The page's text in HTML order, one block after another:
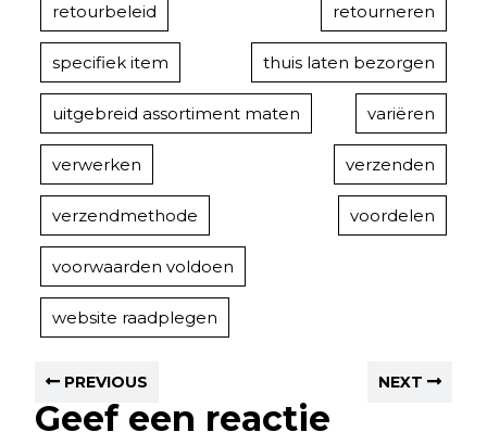
retourbeleid retourneren
specifiek item thuis laten bezorgen
uitgebreid assortiment maten variëren
verwerken verzenden
verzendmethode voordelen
voorwaarden voldoen
website raadplegen
PREVIOUS NEXT
Geef een reactie